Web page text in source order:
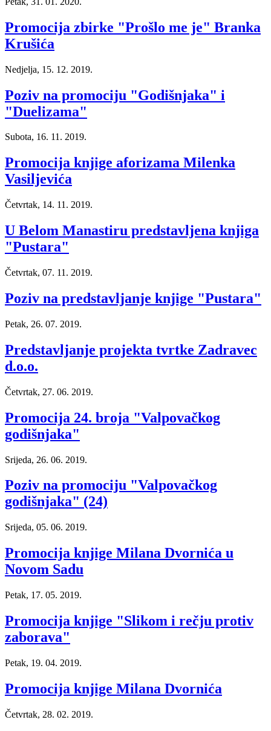
Promocija zbirke "Prošlo me je" Branka
Krušića
Nedjelja, 15. 12. 2019.
Poziv na promociju "Godišnjaka" i
"Duelizama"
Subota, 16. 11. 2019.
Promocija knjige aforizama Milenka
Vasiljevića
Četvrtak, 14. 11. 2019.
U Belom Manastiru predstavljena knjiga
"Pustara"
Četvrtak, 07. 11. 2019.
Poziv na predstavljanje knjige "Pustara"
Petak, 26. 07. 2019.
Predstavljanje projekta tvrtke Zadravec
d.o.o.
Četvrtak, 27. 06. 2019.
Promocija 24. broja "Valpovačkog
godišnjaka"
Srijeda, 26. 06. 2019.
Poziv na promociju "Valpovačkog
godišnjaka" (24)
Srijeda, 05. 06. 2019.
Promocija knjige Milana Dvornića u
Novom Sadu
Petak, 17. 05. 2019.
Promocija knjige "Slikom i rečju protiv
zaborava"
Petak, 19. 04. 2019.
Promocija knjige Milana Dvornića
Četvrtak, 28. 02. 2019.